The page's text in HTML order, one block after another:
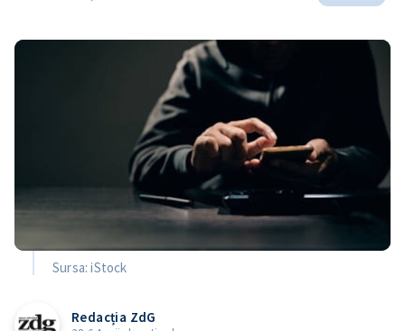
Sursa: iStock
Redacția ZdG